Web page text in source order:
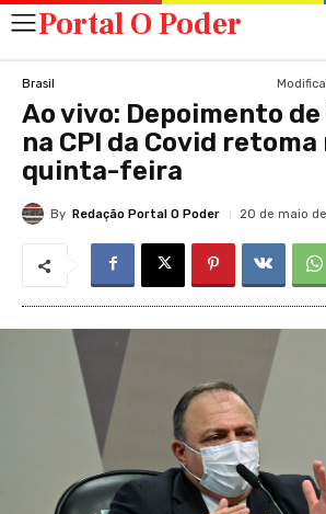
Portal O Poder
Brasil
Ao vivo: Depoimento
na CPI da Covid
quinta-feira
By Redação Portal O Poder 20 de maio